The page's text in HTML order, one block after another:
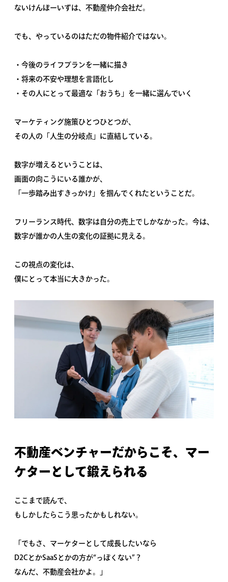
ないけんぼーいずは、不動産仲介会社だ。
でも、やっているのはただの物件紹介ではない。
・今後のライフプランを一緒に描き
・将来の不安や理想を言語化し
・その人にとって最適な「おうち」を一緒に選んでいく
マーケティング施策ひとつひとつが、
その人の「人生の分岐点」に直結している。
数字が増えるということは、
画面の向こうにいる誰かが、
「一歩踏み出すきっかけ」を掴んでくれたということだ。
フリーランス時代、数字は自分の売上でしかなかった。今は、
数字が誰かの人生の変化の証拠に見える。
この視点の変化は、
僕にとって本当に大きかった。
不動産ベンチャーだからこそ、マー
ケターとして鍛えられる
ここまで読んで、
もしかしたらこう思ったかもしれない。
「でもさ、マーケターとして成長したいなら
D2CとかSaaSとかの方が“っぽくない”？
なんだ、不動産会社かよ。」